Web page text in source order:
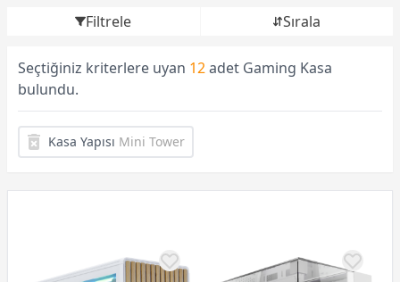
Filtrele Sırala
Seçtiğiniz kriterlere uyan 12adet Gaming Kasa
bulundu.
Kasa Yapısı Mini Tower